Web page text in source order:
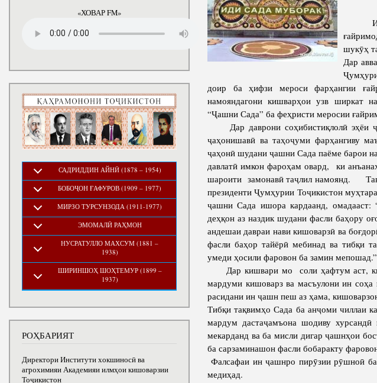
шукӯҳ
Дар
доир ба ҳифзи мероси фарҳангии
намояндагони кишварҳои узв ширкат
“Ҷашни Сада” ба феҳристи меросии
Дар даврони соҳибистиқлолӣ эҳёи
ҷаҳонишавӣ ва таҳоҷуми фарҳангиву
ҷаҳонӣ шудани ҷашни Сада паёме барои
давлатӣ имкон фароҳам овард, ки
шароити замонавӣ таҷлил намоянд.
президенти Ҷумҳурии Тоҷикистон
ҷашни Сада ишора кардаанд,
деҳқон аз наздик шудани фасли баҳору
андешаи давраи нави кишоварзӣ ва
фасли баҳор тайёрӣ мебинад ва тибқи
умеди ҳосили фаровон ба замин мепошад.”
Дар кишвари мо соли ҳафтум аст, ки
мардуми кишоварз ва масъулони ин
расидани ин ҷашн пеш аз ҳама,
Тибқи тақвимҳо Сада ба анҷоми чиллаи
мардум дастаҷамъона шодиву
мекарданд ва ба мисли дигар ҷашнҳои
ба сарзаминашон фасли бобаракту
Фалсафаи ин ҷашнро пирӯзии рӯшноӣ
медиҳад.
«ХОВАР FM»
САДРИДДИН АЙНӢ (1878 – 1954)
БОБОҶОН ҒАФУРОВ (1909 – 1977)
МИРЗО ТУРСУНЗОДА (1911-1977)
ЭМОМАЛӢ РАҲМОН
НУСРАТУЛЛО МАХСУМ (1881 –
1938)
ШИРИНШОҲ ШОҲТЕМУР (1899 –
1937)
РОҲБАРИЯТ
Директори Институти хокшиносӣ ва
агрохимияи Академияи илмҳои кишоварзии
Тоҷикистон